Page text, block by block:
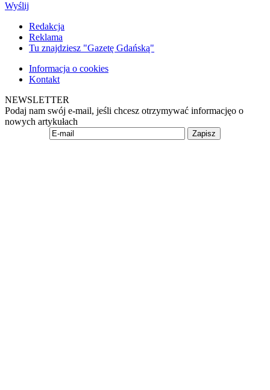
Wyślij
Redakcja
Reklama
Tu znajdziesz "Gazetę Gdańską"
Informacja o cookies
Kontakt
NEWSLETTER
Podaj nam swój e-mail, jeśli chcesz otrzymywać informacjęo o
nowych artykułach
Zapisz